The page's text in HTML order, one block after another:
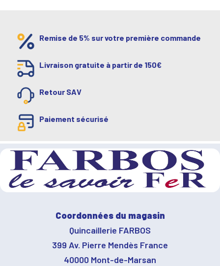
Remise de 5% sur votre première commande
Livraison gratuite à partir de 150€
Retour SAV
Paiement sécurisé
Coordonnées du magasin
Quincaillerie FARBOS
399 Av. Pierre Mendès France
40000 Mont-de-Marsan